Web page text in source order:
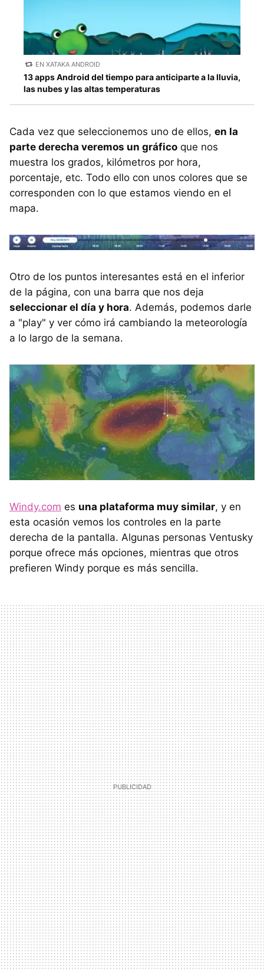
EN XATAKA ANDROID
13 apps Android del tiempo para anticiparte a la lluvia,
las nubes y las altas temperaturas
Cada vez que seleccionemos uno de ellos, en la
parte derecha veremos un gráfico que nos
muestra los grados, kilómetros por hora,
porcentaje, etc. Todo ello con unos colores que se
corresponden con lo que estamos viendo en el
mapa.
Otro de los puntos interesantes está en el inferior
de la página, con una barra que nos deja
seleccionar el día y hora. Además, podemos darle
a "play" y ver cómo irá cambiando la meteorología
a lo largo de la semana.
Windy.com es una plataforma muy similar, y en
esta ocasión vemos los controles en la parte
derecha de la pantalla. Algunas personas Ventusky
porque ofrece más opciones, mientras que otros
prefieren Windy porque es más sencilla.